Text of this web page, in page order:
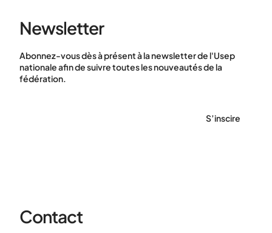
Newsletter
Abonnez-vous dès à présent à la newsletter de l'Usep
nationale afin de suivre toutes les nouveautés de la
fédération.
S’inscire
Contact